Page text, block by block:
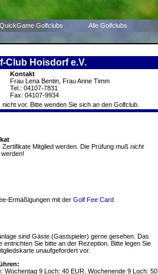
QuickGame Golfclubs Alle Golfclubs
Club Hoisdorf e.V.
Kontakt
Frau Lena Bentin, Frau Anne Timm
Tel.: 04107-7831
Fax: 04107-9934
vor. Bitte wenden Sie sich an den Golfclub.
Zertifikate Mitglied werden. Die Prüfung muß nicht
Ermäßigungen mit der Golf Fee Card
sind Gäste (Gastspieler) gerne gesehen. Das
entrichten Sie bitte an der Rezeption. Bitte legen Sie
unaufgefordert vor.
Wochentag 9 Loch: 40 EUR, Wochenende 9 Loch: 50